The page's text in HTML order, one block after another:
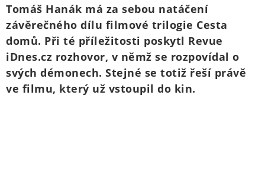
Tomáš Hanák má za sebou natáčení
závěrečného dílu filmové trilogie Cesta
domů. Při té příležitosti poskytl Revue
iDnes.cz rozhovor, v němž se rozpovídal o
svých démonech. Stejné se totiž řeší právě
ve filmu, který už vstoupil do kin.